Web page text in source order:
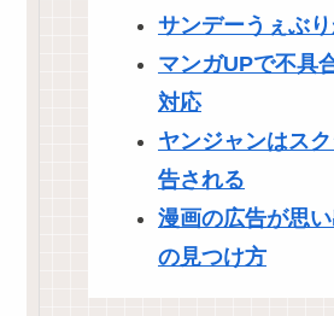
サンデーうぇぶ
マンガUPで不具
対応
ヤンジャンはス
告される
漫画の広告が思
の見つけ方